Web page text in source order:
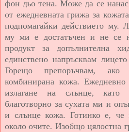
фон дьо тена. Може да се
от ежедневната грижа за
подпомагайки действието му.
му ми е достатъчен и не се
продукт за допълнителна
единствено напръсквам
Горещо препоръчвам,
комбинирана кожа.
излагане на слънце, като
благотворно за сухата ми и
и слънце кожа. Готинко е,
около очите. Изобщо цялостна